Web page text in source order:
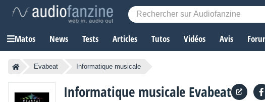
Matos News Tests Articles Tutos Vidéos Avis
Evabeat Informatique musicale
Informatique musicale Evabeat